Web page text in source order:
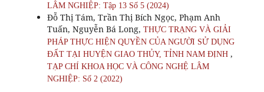
LÂM NGHIỆP: Tập 13 Số 5 (2024)
Đỗ Thị Tám, Trần Thị Bích Ngọc, Phạm Anh
Tuấn, Nguyễn Bá Long, THỰC TRẠNG VÀ GIẢI
PHÁP THỰC HIỆN QUYỀN CỦA NGƯỜI SỬ DỤNG
ĐẤT TẠI HUYỆN GIAO THỦY, TỈNH NAM ĐỊNH ,
TẠP CHÍ KHOA HỌC VÀ CÔNG NGHỆ LÂM
NGHIỆP: Số 2 (2022)